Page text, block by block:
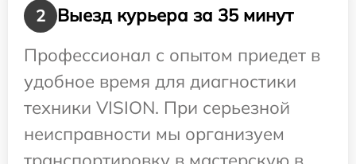
2
Выезд курьера за 35 минут
Профессионал с опытом приедет в
удобное время для диагностики
техники VISION. При серьезной
неисправности мы организуем